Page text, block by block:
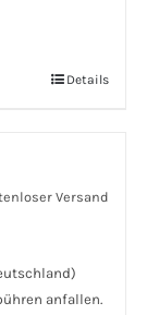
Details
Versand
anfallen.